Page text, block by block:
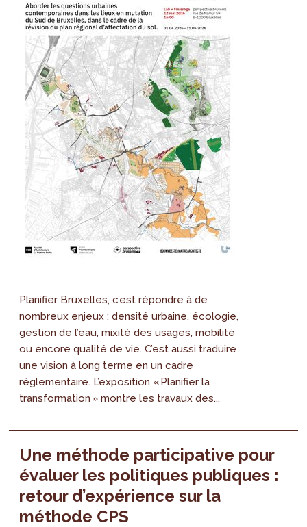
Planifier Bruxelles, c’est répondre à de
nombreux enjeux : densité urbaine, écologie,
gestion de l’eau, mixité des usages, mobilité
ou encore qualité de vie. C’est aussi traduire
une vision à long terme en un cadre
réglementaire. L’exposition « Planifier la
transformation » montre les travaux des...
Une méthode participative pour
évaluer les politiques publiques :
retour d’expérience sur la
méthode CPS